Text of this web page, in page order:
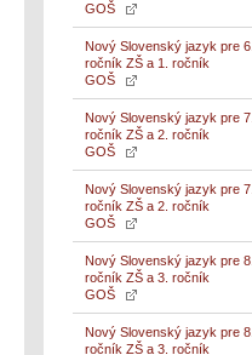
GOŠ
Nový Slovenský jazyk pre 6.
ročník ZŠ a 1. ročník
GOŠ
Nový Slovenský jazyk pre 7.
ročník ZŠ a 2. ročník
GOŠ
Nový Slovenský jazyk pre 7.
ročník ZŠ a 2. ročník
GOŠ
Nový Slovenský jazyk pre 8.
ročník ZŠ a 3. ročník
GOŠ
Nový Slovenský jazyk pre 8.
ročník ZŠ a 3. ročník